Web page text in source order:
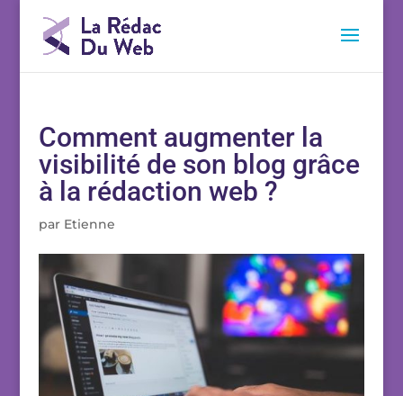
Comment augmenter la
visibilité de son blog grâce
à la rédaction web ?
par Etienne